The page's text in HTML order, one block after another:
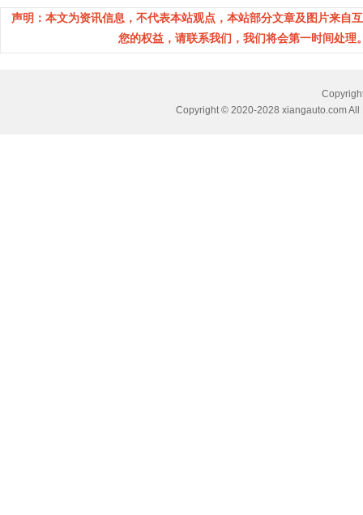
声明：本文为资讯信息，不代表本站观点，本站部分文章及图片来自
您的权益，请联系我们，我们将会第一时间处
Copyright © 2020-2028 xiangauto.com